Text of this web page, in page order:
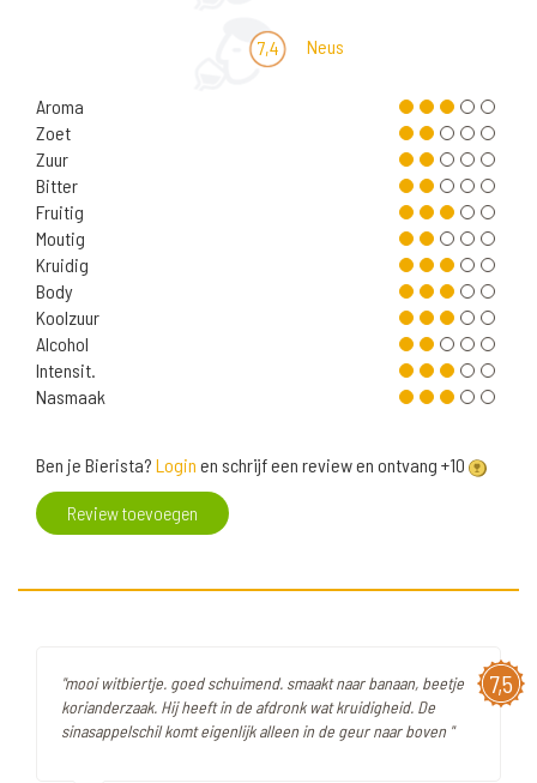
7,4 Neus
Aroma
Zoet
Zuur
Bitter
Fruitig
Moutig
Kruidig
Body
Koolzuur
Alcohol
Intensit.
Nasmaak
Ben je Bierista? Login en schrijf een review en ontvang +10
Review toevoegen
7,5
"mooi witbiertje. goed schuimend. smaakt naar banaan, beetje
korianderzaak. Hij heeft in de afdronk wat kruidigheid. De
sinasappelschil komt eigenlijk alleen in de geur naar boven "